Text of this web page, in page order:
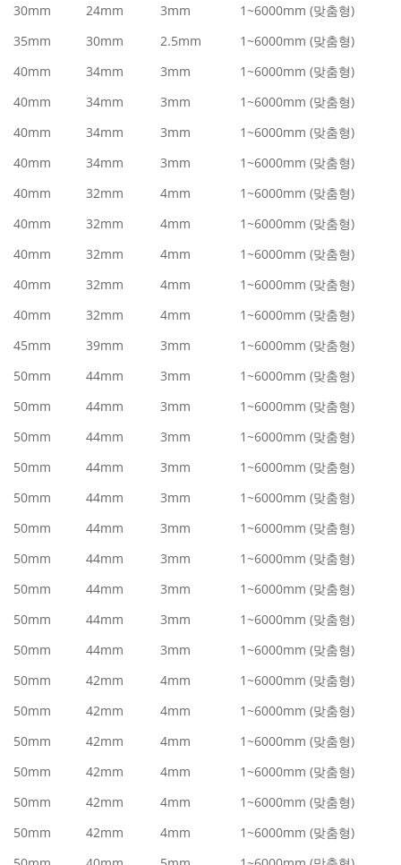
30mm
24mm 3mm
1~6000mm (맞춤형)
35mm
30mm 2.5mm
1~6000mm (맞춤형)
40mm
34mm 3mm
1~6000mm (맞춤형)
40mm
34mm 3mm
1~6000mm (맞춤형)
40mm
34mm 3mm
1~6000mm (맞춤형)
40mm
34mm 3mm
1~6000mm (맞춤형)
40mm
32mm 4mm
1~6000mm (맞춤형)
40mm
32mm 4mm
1~6000mm (맞춤형)
40mm
32mm 4mm
1~6000mm (맞춤형)
40mm
32mm 4mm
1~6000mm (맞춤형)
40mm
32mm 4mm
1~6000mm (맞춤형)
45mm
39mm 3mm
1~6000mm (맞춤형)
50mm
44mm 3mm
1~6000mm (맞춤형)
50mm
44mm 3mm
1~6000mm (맞춤형)
50mm
44mm 3mm
1~6000mm (맞춤형)
50mm
44mm 3mm
1~6000mm (맞춤형)
50mm
44mm 3mm
1~6000mm (맞춤형)
50mm
44mm 3mm
1~6000mm (맞춤형)
50mm
44mm 3mm
1~6000mm (맞춤형)
50mm
44mm 3mm
1~6000mm (맞춤형)
50mm
44mm 3mm
1~6000mm (맞춤형)
50mm
44mm 3mm
1~6000mm (맞춤형)
50mm
42mm 4mm
1~6000mm (맞춤형)
50mm
42mm 4mm
1~6000mm (맞춤형)
50mm
42mm 4mm
1~6000mm (맞춤형)
50mm
42mm 4mm
1~6000mm (맞춤형)
50mm
42mm 4mm
1~6000mm (맞춤형)
50mm
42mm 4mm
1~6000mm (맞춤형)